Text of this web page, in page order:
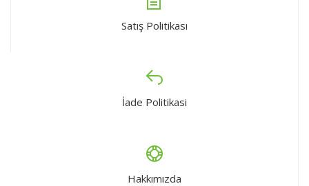
Satış Politikası
İade Politikasi
Hakkımızda